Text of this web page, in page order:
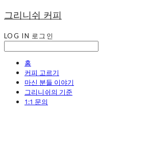
그리니쉬 커피
LOG IN 로그인
홈
커피 고르기
마신 분들 이야기
그리니쉬의 기준
1:1 문의